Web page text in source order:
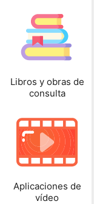
Libros y obras de
consulta
Aplicaciones de
vídeo